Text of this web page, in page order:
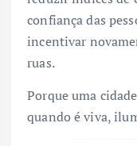
confiança das
incentivar
ruas.
Porque uma
quando é viva,